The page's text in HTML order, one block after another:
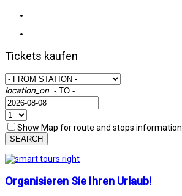
Tickets kaufen
location_on
Show Map for route and stops information
SEARCH
Organisieren Sie Ihren Urlaub!